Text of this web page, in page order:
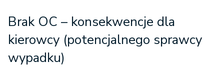
Brak OC – konsekwencje dla
kierowcy (potencjalnego sprawcy
wypadku)